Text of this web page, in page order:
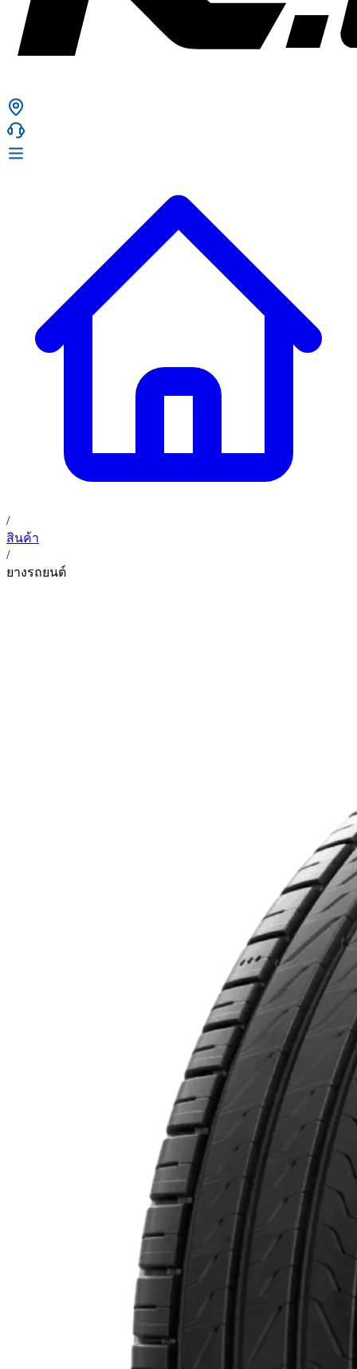
การรับประกันสินค้า
ข่าวสารและโปรโมชั่น
ติดต่อเรา
TH
02 393 3356
ก. เจริญยางยนต์ (บริษัท มิ้งค์ แอนด์ ซีน จำกัด) 2275 ถ.สุขุมวิท
(ระหว่างซอยสุขุมวิท 89/1 - 91) แขวงบางจาก เขตพระโขนง
กรุงเทพมหานคร 10260
ก. เจริญค็อกพิท
อุดมสุข 28 ถนนอุดมสุข แขวงบางนาเหนือ เขตบางนา
/
สินค้า
/
ยางรถยนต์